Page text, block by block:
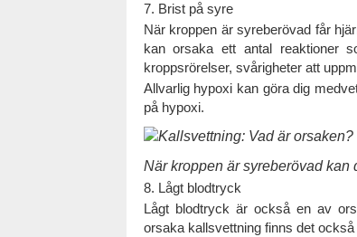
7. Brist på syre
När kroppen är syreberövad får
kan orsaka ett antal reaktioner
kroppsrörelser, svårigheter att
Allvarlig hypoxi kan göra dig
på hypoxi.
När kroppen är syreberövad
8. Lågt blodtryck
Lågt blodtryck är också en av
orsaka kallsvettning finns det